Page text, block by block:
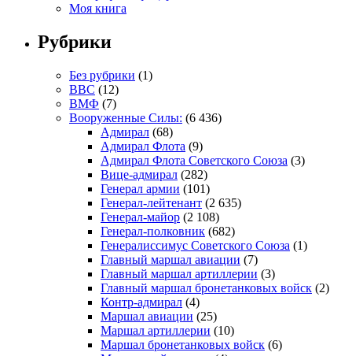
Моя книга
Рубрики
Без рубрики (1)
ВВС (12)
ВМФ (7)
Вооруженные Силы: (6 436)
Адмирал (68)
Адмирал Флота (9)
Адмирал Флота Советского Союза (3)
Вице-адмирал (282)
Генерал армии (101)
Генерал-лейтенант (2 635)
Генерал-майор (2 108)
Генерал-полковник (682)
Генералиссимус Советского Союза (1)
Главный маршал авиации (7)
Главный маршал артиллерии (3)
Главный маршал бронетанковых войск (2)
Контр-адмирал (4)
Маршал авиации (25)
Маршал артиллерии (10)
Маршал бронетанковых войск (6)